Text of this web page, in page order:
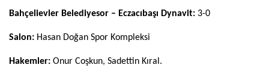
Bahçelievler Belediyesor – Eczacıbaşı Dynavit: 3-0
Salon: Hasan Doğan Spor Kompleksi
Hakemler: Onur Coşkun, Sadettin Kıral.